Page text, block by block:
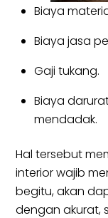
Biaya
Biaya jasa
Gaji tukang.
Biaya
mendadak.
Hal tersebut
interior wajib
begitu, akan
dengan akurat,